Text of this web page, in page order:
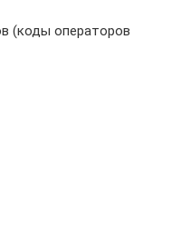
(коды операторов